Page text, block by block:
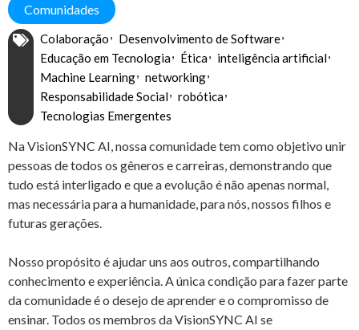
Comunidades
Colaboração
Desenvolvimento de Software
Educação em Tecnologia
Ética
inteligência artificial
Machine Learning
networking
Responsabilidade Social
robótica
Tecnologias Emergentes
Na VisionSYNC AI, nossa comunidade tem como objetivo unir
pessoas de todos os gêneros e carreiras, demonstrando que
tudo está interligado e que a evolução é não apenas normal,
mas necessária para a humanidade, para nós, nossos filhos e
futuras gerações.
Nosso propósito é ajudar uns aos outros, compartilhando
conhecimento e experiência. A única condição para fazer parte
da comunidade é o desejo de aprender e o compromisso de
ensinar. Todos os membros da VisionSYNC AI se